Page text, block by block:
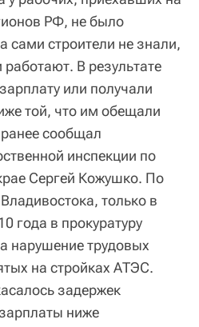
РФ, не было
сами строители не знали,
В результате
или получали
той, что им обещали
ранее сообщал
инспекции по
Сергей Кожушко. По
только в
года в прокуратуру
нарушение трудовых
на стройках АТЭС.
задержек
ниже